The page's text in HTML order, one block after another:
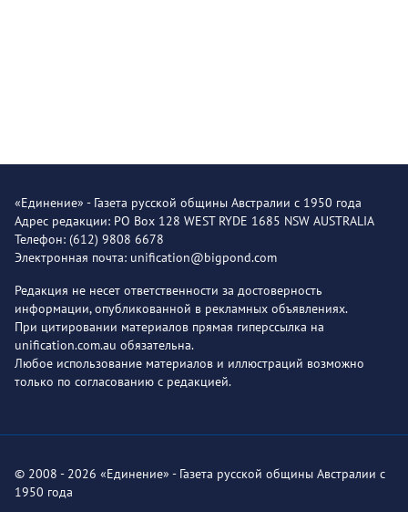
«Единение» - Газета русской общины Австралии с 1950 года
Адрес редакции: PO Box 128 WEST RYDE 1685 NSW AUSTRALIA
Телефон: (612) 9808 6678
Электронная почта: unification@bigpond.com
Редакция не несет ответственности за достоверность
информации, опубликованной в рекламных объявлениях.
При цитировании материалов прямая гиперссылка на
unification.com.au обязательна.
Любое использование материалов и иллюстраций возможно
только по согласованию с редакцией.
© 2008 - 2026 «Единение» - Газета русской общины Австралии с
1950 года